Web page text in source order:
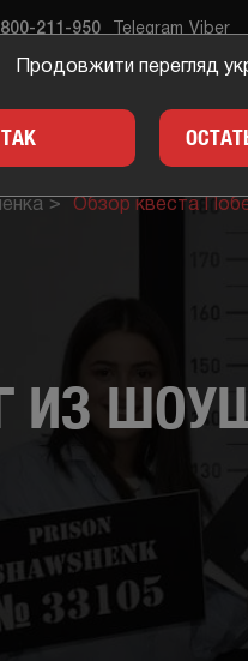
211-950 Telegram Viber
ПОДАРКИ
Обзор квеста
ИЗ
Продовжити перегляд
ТАК